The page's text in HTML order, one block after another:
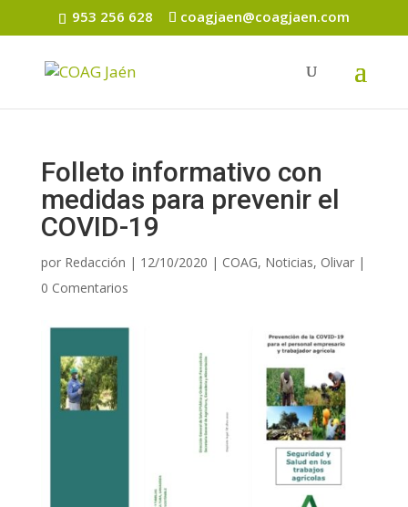
953 256 628 coagjaen@coagjaen.com
Folleto informativo con
medidas para prevenir el
COVID-19
por Redacción | 12/10/2020 | COAG, Noticias, Olivar|
0 Comentarios